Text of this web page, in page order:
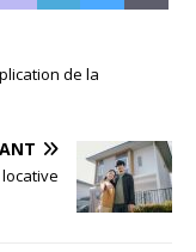
de la